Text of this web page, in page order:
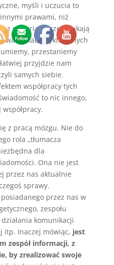
myśli i uczucia to
prawami, niż
z materią, raczej szukają
warunkach dyktowanych
przestaniemy
przyjdzie nam
samych siebie.
współpracy tych
to nic innego,
z pracą mózgu. Nie do
rola „tłumacza
dla
Ona nie jest
przez nas aktualnie
sprawy.
przez nas w
zespołu
komunikacji
itp. Inaczej mówiąc, jest
zespół informacji, z
by zrealizować swoje